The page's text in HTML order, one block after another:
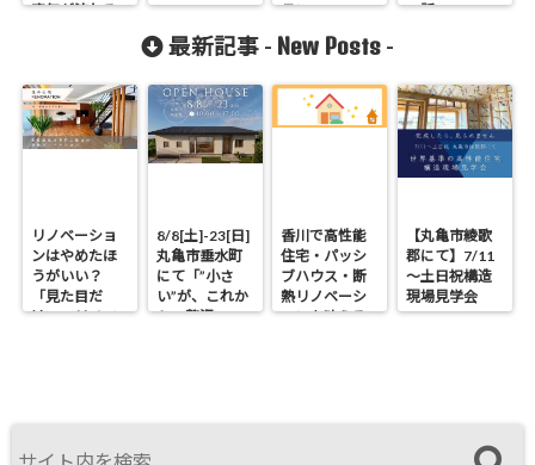
空気が流れる
ラン
の話
最新記事 - New Posts -
リノベーショ
ンはやめたほ
うがいい？
「見た目だ
け」のリノベ
8/8[土]-23[日]
丸亀市垂水町
にて「”小さ
い”が、これか
らの贅沢。」
香川で高性能
住宅・パッシ
ブハウス・断
熱リノベーシ
ョンを叶える
【丸亀市綾歌
郡にて】7/11
～土日祝構造
現場見学会